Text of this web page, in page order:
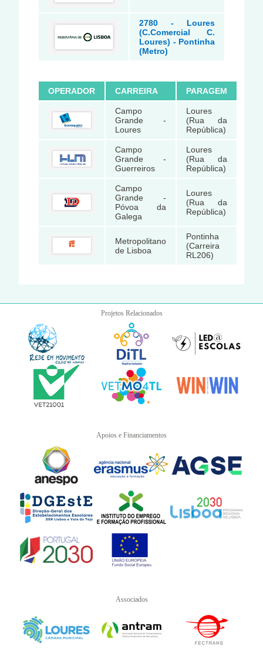
2780 - Loures
(C.Comercial C.
Loures) - Pontinha
(Metro)
OPERADOR CARREIRA PARAGEM
Campo
Grande -
Loures
Loures
(Rua da
República)
Campo
Grande -
Guerreiros
Loures
(Rua da
República)
Campo
Grande -
Póvoa da
Galega
Loures
(Rua da
República)
Metropolitano
de Lisboa
Pontinha
(Carreira
RL206)
Projetos Relacionados
Apoios e Financiamentos
Associados